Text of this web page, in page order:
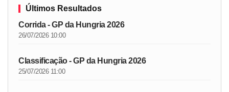
Últimos Resultados
Corrida - GP da Hungria 2026
26/07/2026 10:00
Classificação - GP da Hungria 2026
25/07/2026 11:00